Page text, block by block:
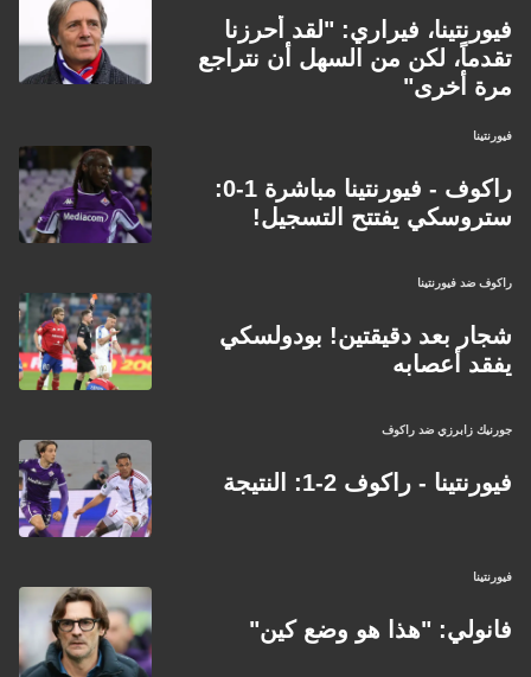
فيورنتينا، فيراري: "لقد أحرزنا
تقدماً، لكن من السهل أن نتراجع
مرة أخرى"
فيورنتينا
راكوف - فيورنتينا مباشرة 1-0:
ستروسكي يفتتح التسجيل!
راكوف ضد فيورنتينا
شجار بعد دقيقتين! بودولسكي
يفقد أعصابه
جورنيك زابرزي ضد راكوف
فيورنتينا - راكوف 2-1: النتيجة
فيورنتينا
فانولي: "هذا هو وضع كين"